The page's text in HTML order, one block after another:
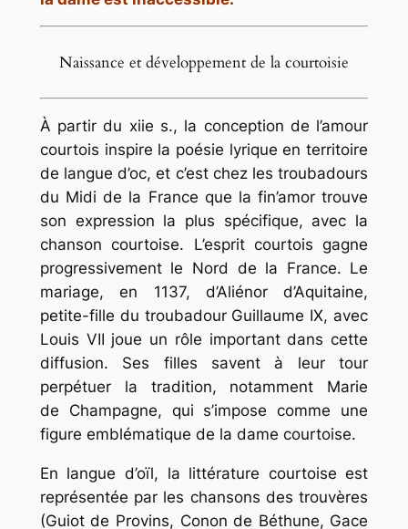
Naissance et développement de la courtoisie
À partir du xiie s., la conception de l’amour
courtois inspire la poésie lyrique en territoire
de langue d’oc, et c’est chez les troubadours
du Midi de la France que la fin’amor trouve
son expression la plus spécifique, avec la
chanson courtoise. L’esprit courtois gagne
progressivement le Nord de la France. Le
mariage, en 1137, d’Aliénor d’Aquitaine,
petite-fille du troubadour Guillaume IX, avec
Louis VII joue un rôle important dans cette
diffusion. Ses filles savent à leur tour
perpétuer la tradition, notamment Marie
de Champagne, qui s’impose comme une
figure emblématique de la dame courtoise.
En langue d’oïl, la littérature courtoise est
représentée par les chansons des trouvères
(Guiot de Provins, Conon de Béthune, Gace